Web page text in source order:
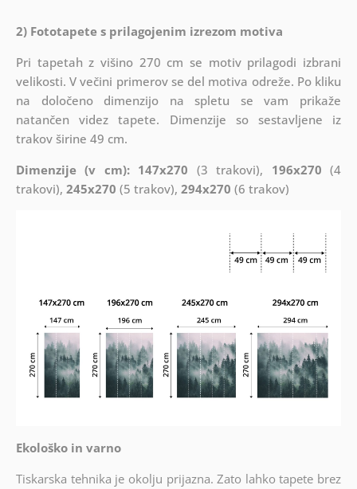
2) Fototapete s prilagojenim izrezom motiva
Pri tapetah z višino 270 cm se motiv prilagodi izbrani
velikosti. V večini primerov se del motiva odreže. Po kliku
na določeno dimenzijo na spletu se vam prikaže
natančen videz tapete. Dimenzije so sestavljene iz
trakov širine 49 cm.
Dimenzije (v cm): 147x270 (3 trakovi), 196x270 (4
trakovi), 245x270 (5 trakov), 294x270 (6 trakov)
Ekološko in varno
Tiskarska tehnika je okolju prijazna. Zato lahko tapete brez